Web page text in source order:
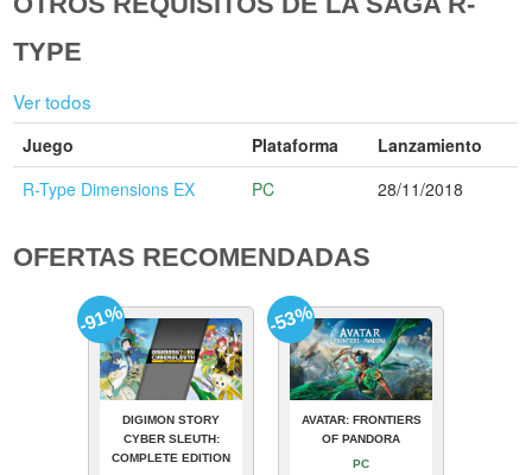
TYPE
Ver todos
Juego Plataforma
Lanzamiento
R-Type Dimensions EX
PC 28/11/2018
OFERTAS RECOMENDADAS
DIGIMON STORY
CYBER SLEUTH:
COMPLETE EDITION
-91%
AVATAR: FRONTIERS
OF PANDORA
PC
-53%